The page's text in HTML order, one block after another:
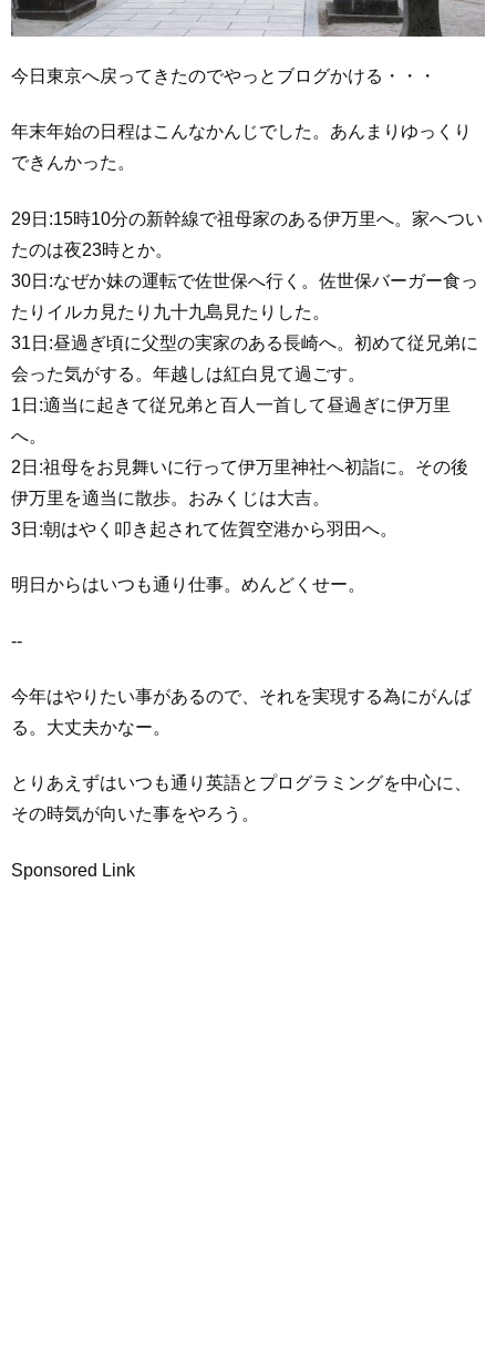
今日東京へ戻ってきたのでやっとブログかける・・・
年末年始の日程はこんなかんじでした。あんまりゆっくり
できんかった。
29日:15時10分の新幹線で祖母家のある伊万里へ。家へつい
たのは夜23時とか。
30日:なぜか妹の運転で佐世保へ行く。佐世保バーガー食っ
たりイルカ見たり九十九島見たりした。
31日:昼過ぎ頃に父型の実家のある長崎へ。初めて従兄弟に
会った気がする。年越しは紅白見て過ごす。
1日:適当に起きて従兄弟と百人一首して昼過ぎに伊万里
へ。
2日:祖母をお見舞いに行って伊万里神社へ初詣に。その後
伊万里を適当に散歩。おみくじは大吉。
3日:朝はやく叩き起されて佐賀空港から羽田へ。
明日からはいつも通り仕事。めんどくせー。
--
今年はやりたい事があるので、それを実現する為にがんば
る。大丈夫かなー。
とりあえずはいつも通り英語とプログラミングを中心に、
その時気が向いた事をやろう。
Sponsored Link